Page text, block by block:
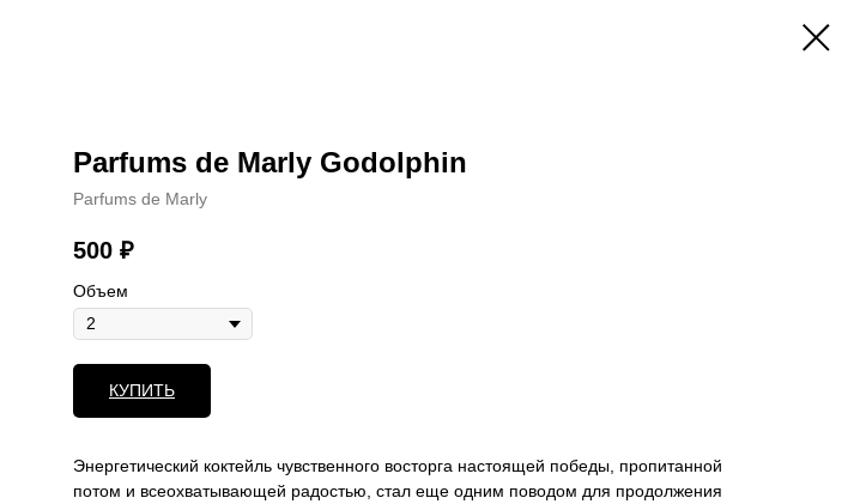
Parfums de Marly Godolphin
Parfums de Marly
500 ₽
Объем
КУПИТЬ
Энергетический коктейль чувственного восторга настоящей победы, пропитанной
потом и всеохватывающей радостью, стал еще одним поводом для продолжения